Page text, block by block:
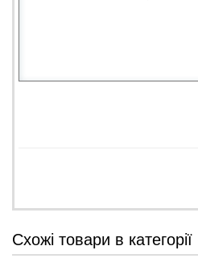
Схожі товари в